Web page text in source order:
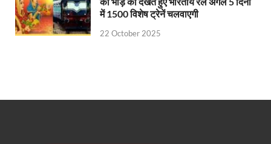
UP Rain Basera: ठंड में आने वाले फरियादियों के लिए
में 1500 विशेष ट्रेनें चलवाएगी
22 October 2025